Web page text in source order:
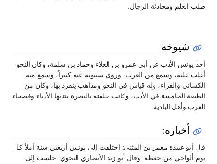
طلب العلم ومحادثة الرجال.
شيوخه
أخذ يونس الأدب عن أبي عمرو بن العلاء وحماد بن سلمة، وكان النحو
أغلب عليه، وسمع من العرب، وروى سيبويه عنه كثيراً، وسمع منه
الكسائي والفراء، وله قياس في النحو ومذاهب ينفرد بها، وكان من
الطبقة الخامسة في الأدب، وكانت حلقته بالبصرة ينتابها الأدباء وفصحاء
العرب وأهل البادية.
أخباره:
قال أبو عبيدة معمر بن المثنى: اختلفت إلى يونس أربعين سنة أملأ كل
يوم ألواحي من حفظه. وقال أبو زيد الأنصاري النحوي: جلست إلى